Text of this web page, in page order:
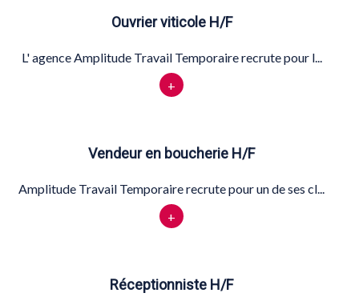
Ouvrier viticole H/F
L' agence Amplitude Travail Temporaire recrute pour l...
+
Vendeur en boucherie H/F
Amplitude Travail Temporaire recrute pour un de ses cl...
+
Réceptionniste H/F